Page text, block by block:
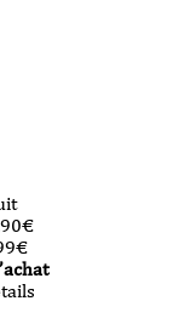
€
€